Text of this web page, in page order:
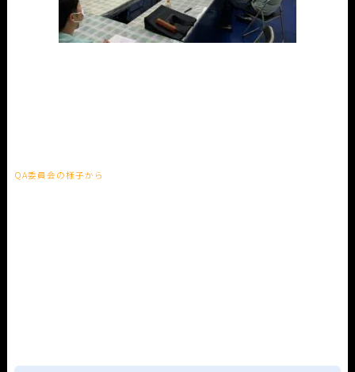
QA委員会の様子から